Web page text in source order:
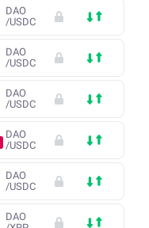
DAO
/USDC
DAO
/USDC
DAO
/USDC
DAO
/USDC
DAO
/USDC
DAO